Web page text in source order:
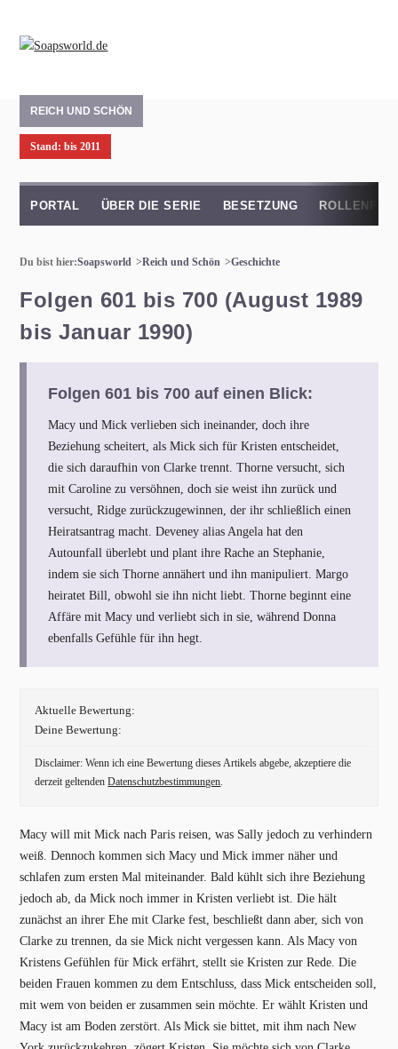
REICH UND SCHÖN
Stand: bis 2011
PORTAL ÜBER DIE SERIE BESETZUNG
Du bist hier:Soapsworld Reich und Schön Geschichte
Folgen 601 bis 700 (August 1989
bis Januar 1990)
Folgen 601 bis 700 auf einen Blick:
Macy und Mick verlieben sich ineinander, doch ihre
Beziehung scheitert, als Mick sich für Kristen entscheidet,
die sich daraufhin von Clarke trennt. Thorne versucht, sich
mit Caroline zu versöhnen, doch sie weist ihn zurück und
versucht, Ridge zurückzugewinnen, der ihr schließlich einen
Heiratsantrag macht. Deveney alias Angela hat den
Autounfall überlebt und plant ihre Rache an Stephanie,
indem sie sich Thorne annähert und ihn manipuliert. Margo
heiratet Bill, obwohl sie ihn nicht liebt. Thorne beginnt eine
Affäre mit Macy und verliebt sich in sie, während Donna
ebenfalls Gefühle für ihn hegt.
Aktuelle Bewertung:
Deine Bewertung:
Disclaimer: Wenn ich eine Bewertung dieses Artikels abgebe, akzeptiere die
derzeit geltendenDatenschutzbestimmungen.
Macy will mit Mick nach Paris reisen, was Sally jedoch zu verhindern
weiß. Dennoch kommen sich Macy und Mick immer näher und
schlafen zum ersten Mal miteinander. Bald kühlt sich ihre Beziehung
jedoch ab, da Mick noch immer in Kristen verliebt ist. Die hält
zunächst an ihrer Ehe mit Clarke fest, beschließt dann aber, sich von
Clarke zu trennen, da sie Mick nicht vergessen kann. Als Macy von
Kristens Gefühlen für Mick erfährt, stellt sie Kristen zur Rede. Die
beiden Frauen kommen zu dem Entschluss, dass Mick entscheiden soll,
mit wem von beiden er zusammen sein möchte. Er wählt Kristen und
Macy ist am Boden zerstört. Als Mick sie bittet, mit ihm nach New